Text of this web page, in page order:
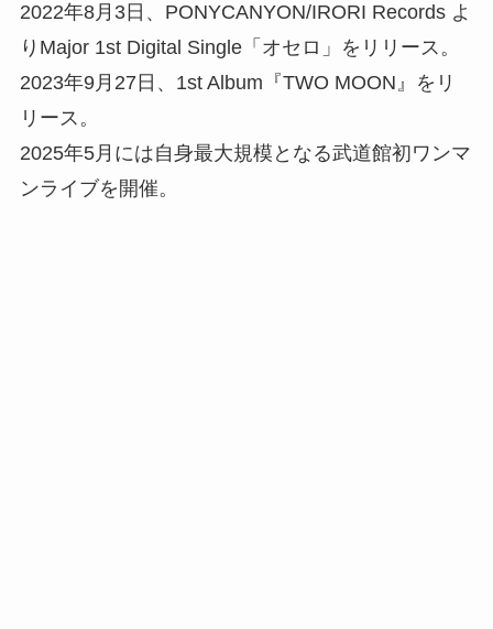
2022年8月3日、PONYCANYON/IRORI Records よ
りMajor 1st Digital Single「オセロ」をリリース。
2023年9月27日、1st Album『TWO MOON』をリ
リース。
2025年5月には自身最大規模となる武道館初ワンマ
ンライブを開催。